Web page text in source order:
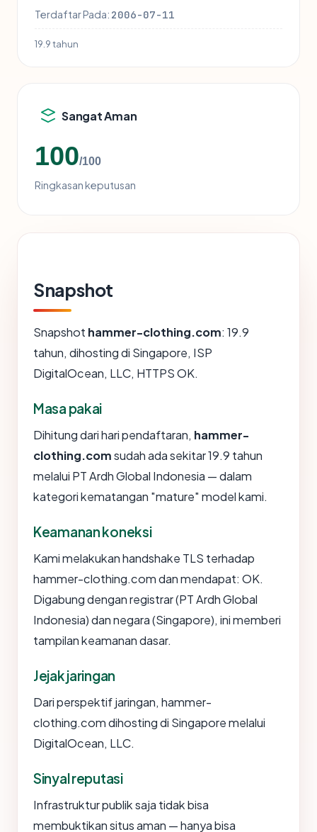
Terdaftar Pada: 2006-07-11
19.9 tahun
Sangat Aman
100/100
Ringkasan keputusan
Snapshot
Snapshot hammer-clothing.com: 19.9
tahun, dihosting di Singapore, ISP
DigitalOcean, LLC, HTTPS OK.
Masa pakai
Dihitung dari hari pendaftaran, hammer-
clothing.comsudah ada sekitar 19.9 tahun
melalui PT Ardh Global Indonesia — dalam
kategori kematangan "mature" model kami.
Keamanan koneksi
Kami melakukan handshake TLS terhadap
hammer-clothing.com dan mendapat: OK.
Digabung dengan registrar (PT Ardh Global
Indonesia) dan negara (Singapore), ini memberi
tampilan keamanan dasar.
Jejak jaringan
Dari perspektif jaringan, hammer-
clothing.com dihosting di Singapore melalui
DigitalOcean, LLC.
Sinyal reputasi
Infrastruktur publik saja tidak bisa
membuktikan situs aman — hanya bisa